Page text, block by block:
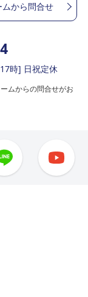
ムから問合せ
時] 日祝定休
ムからの問合せがお